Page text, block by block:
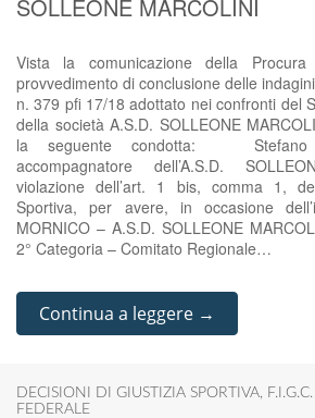
SOLLEONE MARCOLINI
Vista la comunicazione della
provvedimento di conclusione delle
n. 379 pfi 17/18 adottato nei confronti del
della società A.S.D. SOLLEONE
la seguente condotta: Stefano
accompagnatore dell’A.S.D.
violazione dell’art. 1 bis, comma 1,
Sportiva, per avere, in occasione
MORNICO – A.S.D. SOLLEONE
2° Categoria – Comitato Regionale…
Continua a leggere →
DECISIONI DI GIUSTIZIA SPORTIVA,
FEDERALE